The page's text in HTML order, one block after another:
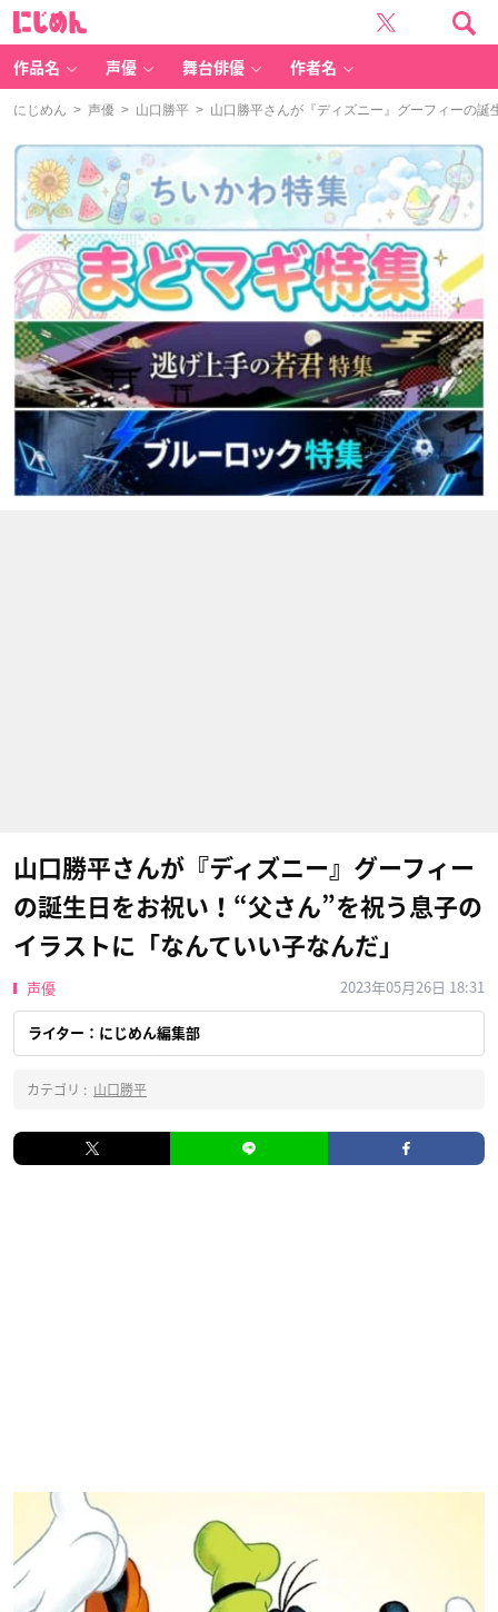
作品名 声優 舞台俳優 作者名
にじめん > 声優 > 山口勝平 > 山口勝平さんが『ディズニー』グーフィーの誕
山口勝平さんが『ディズニー』グーフィー
の誕生日をお祝い！“父さん”を祝う息子の
イラストに「なんていい子なんだ」
声優 2023年05月26日 18:31
ライター：にじめん編集部
カテゴリ : 山口勝平